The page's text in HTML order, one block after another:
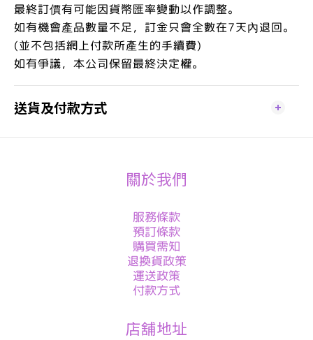
最終訂價有可能因貨幣匯率變動以作調整。
如有機會產品數量不足，訂金只會全數在7天內退回。
(並不包括網上付款所產生的手續費)
如有爭議，本公司保留最終決定權。
送貨及付款方式
關於我們
服務條款
預訂條款
購買需知
退換貨政策
運送政策
付款方式
店舖地址